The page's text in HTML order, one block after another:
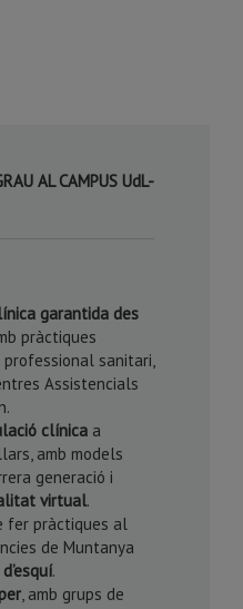
AL CAMPUS UdL-
garantida des
pràctiques
sanitari,
Assistencials
clínica a
amb models
generació i
virtual.
fer pràctiques al
de Muntanya
.
, amb grups de